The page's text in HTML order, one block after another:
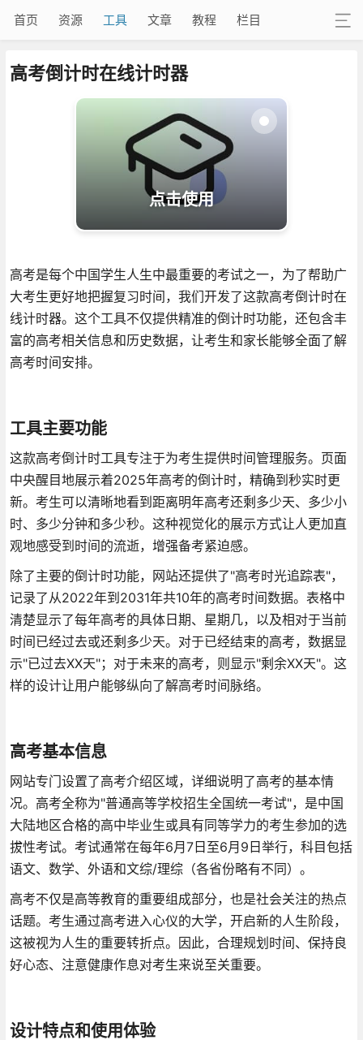
首页 资源 工具 文章 教程 栏目
高考倒计时在线计时器
点击使用
高考是每个中国学生人生中最重要的考试之一，为了帮助广
大考生更好地把握复习时间，我们开发了这款高考倒计时在
线计时器。这个工具不仅提供精准的倒计时功能，还包含丰
富的高考相关信息和历史数据，让考生和家长能够全面了解
高考时间安排。
工具主要功能
这款高考倒计时工具专注于为考生提供时间管理服务。页面
中央醒目地展示着2025年高考的倒计时，精确到秒实时更
新。考生可以清晰地看到距离明年高考还剩多少天、多少小
时、多少分钟和多少秒。这种视觉化的展示方式让人更加直
观地感受到时间的流逝，增强备考紧迫感。
除了主要的倒计时功能，网站还提供了"高考时光追踪表"，
记录了从2022年到2031年共10年的高考时间数据。表格中
清楚显示了每年高考的具体日期、星期几，以及相对于当前
时间已经过去或还剩多少天。对于已经结束的高考，数据显
示"已过去XX天"；对于未来的高考，则显示"剩余XX天"。这
样的设计让用户能够纵向了解高考时间脉络。
高考基本信息
网站专门设置了高考介绍区域，详细说明了高考的基本情
况。高考全称为"普通高等学校招生全国统一考试"，是中国
大陆地区合格的高中毕业生或具有同等学力的考生参加的选
拔性考试。考试通常在每年6月7日至6月9日举行，科目包括
语文、数学、外语和文综/理综（各省份略有不同）。
高考不仅是高等教育的重要组成部分，也是社会关注的热点
话题。考生通过高考进入心仪的大学，开启新的人生阶段，
这被视为人生的重要转折点。因此，合理规划时间、保持良
好心态、注意健康作息对考生来说至关重要。
设计特点和使用体验